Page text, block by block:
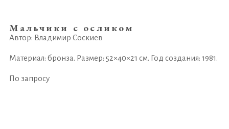
Мальчики с осликом
Автор: Владимир Соскиев
Материал: бронза. Размер: 52×40×21 см. Год создания: 1981.
По запросу